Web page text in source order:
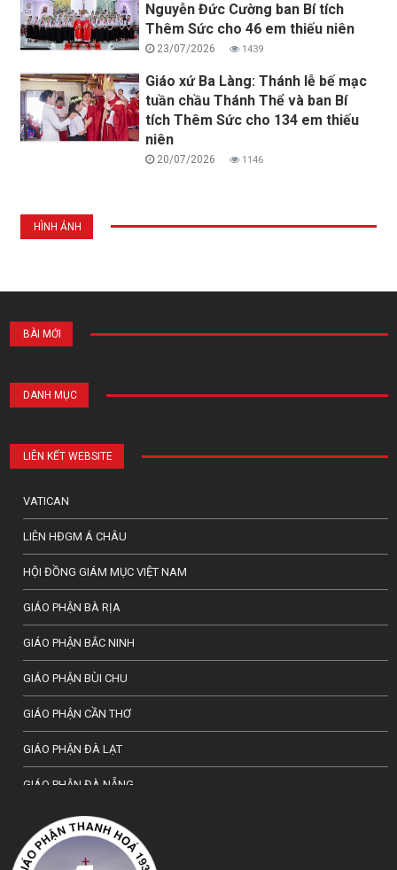
Nguyễn Đức Cường ban Bí tích
Thêm Sức cho 46 em thiếu niên
23/07/2026 1439
Giáo xứ Ba Làng: Thánh lễ bế mạc
tuần chầu Thánh Thể và ban Bí
tích Thêm Sức cho 134 em thiếu
niên
20/07/2026 1146
HÌNH ẢNH
BÀI MỚI
DANH MỤC
LIÊN KẾT WEBSITE
VATICAN
LIÊN HĐGM Á CHÂU
HỘI ĐỒNG GIÁM MỤC VIỆT NAM
GIÁO PHẬN BÀ RỊA
GIÁO PHẬN BẮC NINH
GIÁO PHẬN BÙI CHU
GIÁO PHẬN CẦN THƠ
GIÁO PHẬN ĐÀ LẠT
GIÁO PHẬN ĐÀ NẴNG
TỔNG GIÁO PHẬN HÀ NỘI
GIÁO PHẬN HẢI PHÒNG